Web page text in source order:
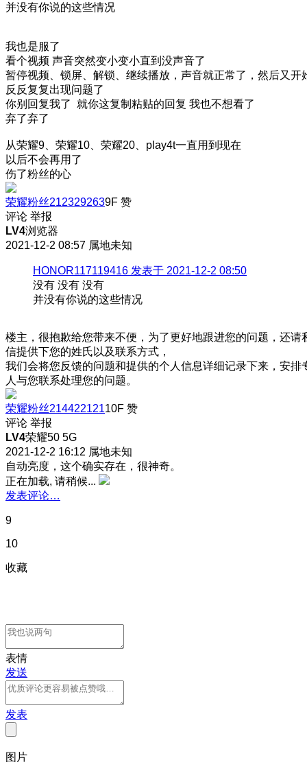
并没有你说的这些情况
我也是服了
看个视频 声音突然变小变小直到没声音了
暂停视频、锁屏、解锁、继续播放，声音就正常了，然后又开
反反复复出现问题了
你别回复我了 就你这复制粘贴的回复 我也不想看了
弃了弃了
从荣耀9、荣耀10、荣耀20、play4t一直用到现在
以后不会再用了
伤了粉丝的心
荣耀粉丝2123292639F 赞
评论 举报
LV4浏览器
2021-12-2 08:57 属地未知
HONOR117119416 发表于 2021-12-2 08:50
没有 没有 没有
并没有你说的这些情况
楼主，很抱歉给您带来不便，为了更好地跟进您的问题，还请
信提供下您的姓氏以及联系方式，
我们会将您反馈的问题和提供的个人信息详细记录下来，安排
人与您联系处理您的问题。
荣耀粉丝21442212110F 赞
评论 举报
LV4荣耀50 5G
2021-12-2 16:12 属地未知
自动亮度，这个确实存在，很神奇。
正在加载, 请稍候...
发表评论…
9
10
收藏
表情
发送
发表
图片